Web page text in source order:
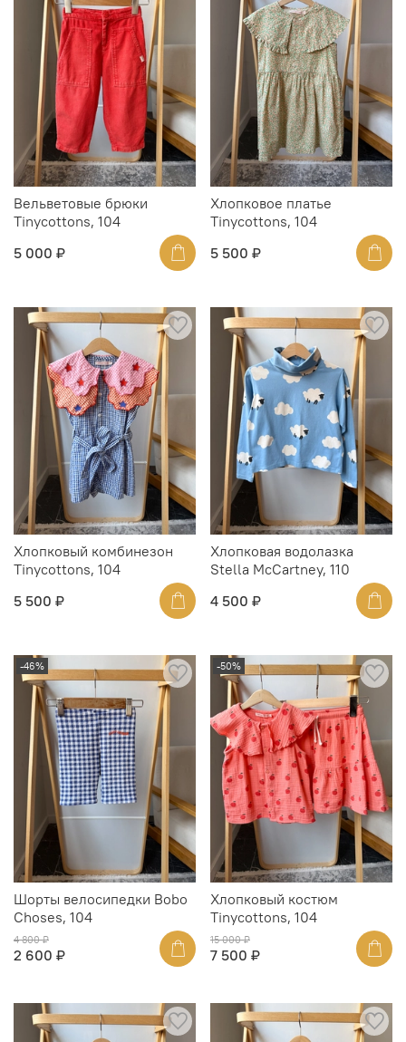
Вельветовые брюки
Tinycottons, 104
5 000 ₽
Хлопковое платье
Tinycottons, 104
5 500 ₽
Хлопковый комбинезон
Tinycottons, 104
5 500 ₽
Хлопковая водолазка
Stella McCartney, 110
4 500 ₽
-46%
Шорты велосипедки Bobo
Choses, 104
4 800 ₽
2 600 ₽
-50%
Хлопковый костюм
Tinycottons, 104
15 000 ₽
7 500 ₽